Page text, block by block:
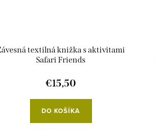
textilná knižka s aktivitami
Safari Friends
€15,50
DO KOŠÍKA